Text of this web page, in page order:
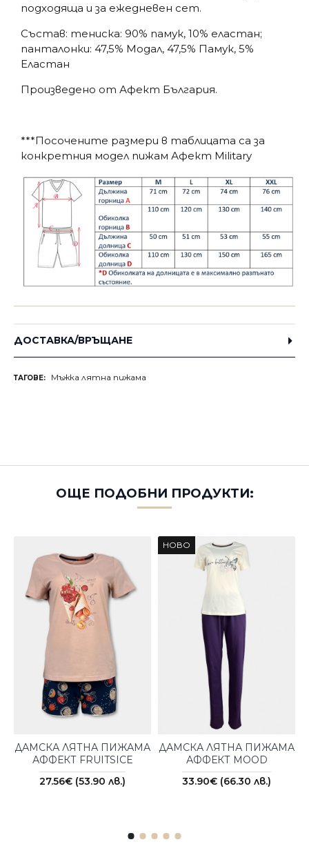
подходяща и за ежедневен сет.
Състав: тениска: 90% памук, 10% еластан;
панталонки: 47,5% Модал, 47,5% Памук, 5%
Еластан
Произведено от Афект България.
***Посочените размери в таблицата са за
конкретния модел пижам Афект Military
ДОСТАВКА/ВРЪЩАНЕ
ТАГОВЕ: Мъжка лятна пижама
ОЩЕ ПОДОБНИ ПРОДУКТИ:
ДАМСКА ЛЯТНА ПИЖАМА
АФФЕКТ FRUITSICE
27.56€ (53.90 лв.)
НОВО
ДАМСКА ЛЯТНА ПИЖАМА
АФФЕКТ MOOD
33.90€ (66.30 лв.)